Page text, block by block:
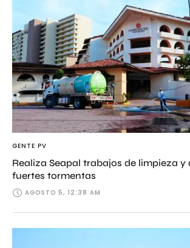
GENTE PV
Realiza Seapal trabajos de limpieza y
fuertes tormentas
AGOSTO 5, 12:38 AM